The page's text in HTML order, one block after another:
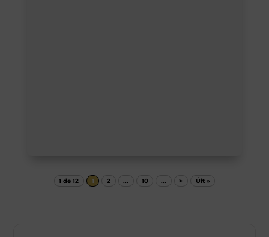
1 de 12 1 2 ... 10 ... > Últ »